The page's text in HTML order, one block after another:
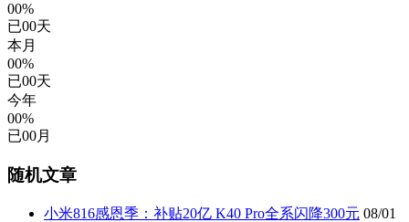
00%
已00天
本月
00%
已00天
今年
00%
已00月
随机文章
小米816感恩季：补贴20亿 K40 Pro全系闪降300元 08/01